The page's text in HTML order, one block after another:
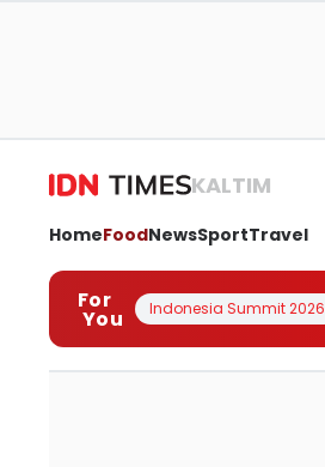
KALTIM
HomeFoodNewsSportTravel
For
You Indonesia Summit 2026